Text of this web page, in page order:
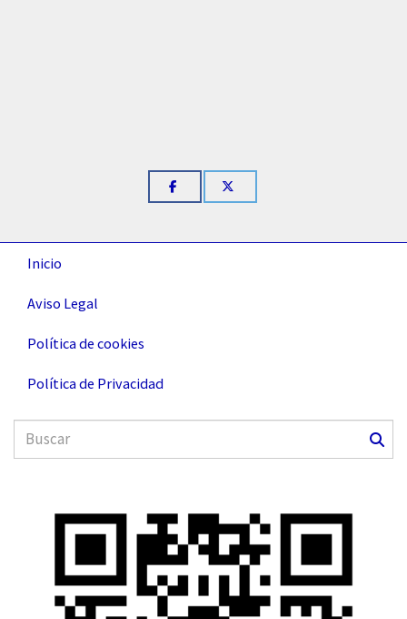
Inicio
Aviso Legal
Política de cookies
Política de Privacidad